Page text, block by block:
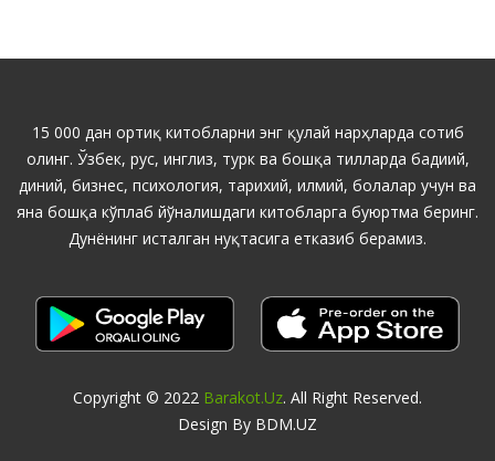
15 000 дан ортиқ китобларни энг қулай нарҳларда сотиб
олинг. Ўзбек, рус, инглиз, турк ва бошқа тилларда бадиий,
диний, бизнес, психология, тарихий, илмий, болалар учун ва
яна бошқа кўплаб йўналишдаги китобларга буюртма беринг.
Дунёнинг исталган нуқтасига етказиб берамиз.
Copyright © 2022 Barakot.uz. All Right Reserved.
Design By BDM.UZ